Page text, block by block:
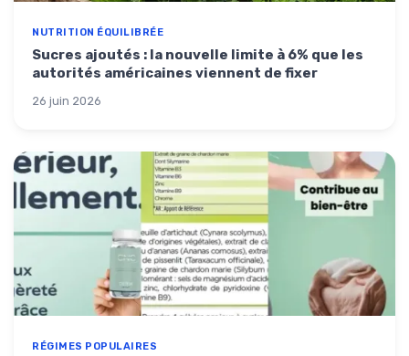
NUTRITION ÉQUILIBRÉE
Sucres ajoutés : la nouvelle limite à 6% que les
autorités américaines viennent de fixer
26 juin 2026
RÉGIMES POPULAIRES